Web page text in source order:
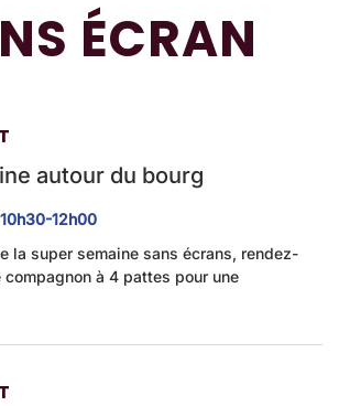
ÉCRAN
autour du bourg
10h30-12h00
la super semaine sans écrans, rendez-
à 4 pattes pour une